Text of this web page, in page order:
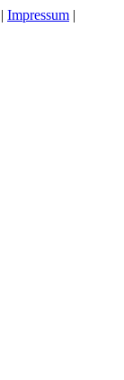
| Impressum |